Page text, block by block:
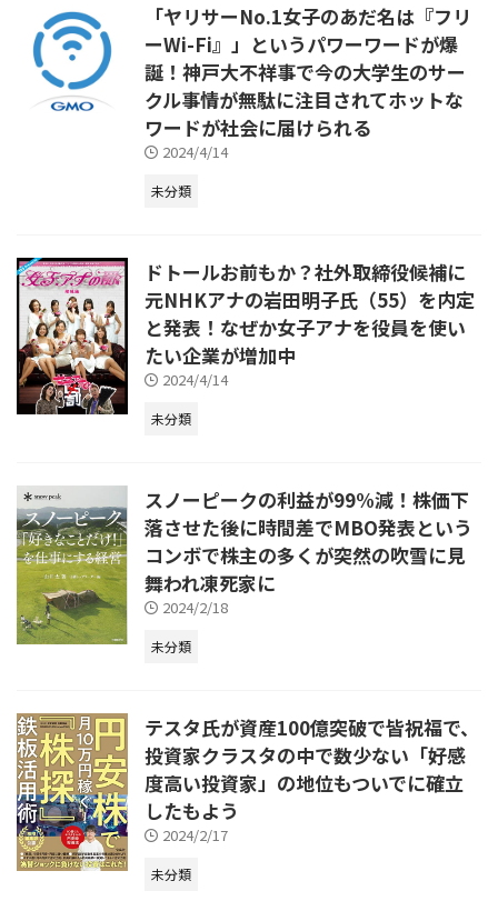
「ヤリサーNo.1女子のあだ名は『フリ
ーWi-Fi』」というパワーワードが爆
誕！神戸大不祥事で今の大学生のサー
クル事情が無駄に注目されてホットな
ワードが社会に届けられる
2024/4/14
未分類
ドトールお前もか？社外取締役候補に
元NHKアナの岩田明子氏（55）を内定
と発表！なぜか女子アナを役員を使い
たい企業が増加中
2024/4/14
未分類
スノーピークの利益が99%減！株価下
落させた後に時間差でMBO発表という
コンボで株主の多くが突然の吹雪に見
舞われ凍死家に
2024/2/18
未分類
テスタ氏が資産100億突破で皆祝福で、
投資家クラスタの中で数少ない「好感
度高い投資家」の地位もついでに確立
したもよう
2024/2/17
未分類